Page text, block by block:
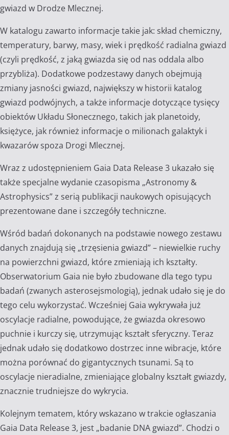
gwiazd w Drodze Mlecznej.
W katalogu zawarto informacje takie jak: skład chemiczny,
temperatury, barwy, masy, wiek i prędkość radialna gwiazd
(czyli prędkość, z jaką gwiazda się od nas oddala albo
przybliża). Dodatkowe podzestawy danych obejmują
zmiany jasności gwiazd, największy w historii katalog
gwiazd podwójnych, a także informacje dotyczące tysięcy
obiektów Układu Słonecznego, takich jak planetoidy,
księżyce, jak również informacje o milionach galaktyk i
kwazarów spoza Drogi Mlecznej.
Wraz z udostępnieniem Gaia Data Release 3 ukazało się
także specjalne wydanie czasopisma „Astronomy &
Astrophysics” z serią publikacji naukowych opisujących
prezentowane dane i szczegóły techniczne.
Wśród badań dokonanych na podstawie nowego zestawu
danych znajdują się „trzęsienia gwiazd” – niewielkie ruchy
na powierzchni gwiazd, które zmieniają ich kształty.
Obserwatorium Gaia nie było zbudowane dla tego typu
badań (zwanych asterosejsmologią), jednak udało się je do
tego celu wykorzystać. Wcześniej Gaia wykrywała już
oscylacje radialne, powodujące, że gwiazda okresowo
puchnie i kurczy się, utrzymując kształt sferyczny. Teraz
jednak udało się dodatkowo dostrzec inne wibracje, które
można porównać do gigantycznych tsunami. Są to
oscylacje nieradialne, zmieniające globalny kształt gwiazdy,
znacznie trudniejsze do wykrycia.
Kolejnym tematem, który wskazano w trakcie ogłaszania
Gaia Data Release 3, jest „badanie DNA gwiazd”. Chodzi o